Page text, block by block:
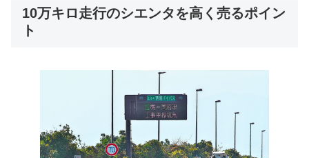
10万キロ走行のシエンタを高く売るポイン
ト